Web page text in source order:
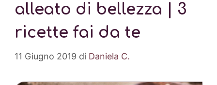
alleato di bellezza | 3
ricette fai da te
11 Giugno 2019 di Daniela C.